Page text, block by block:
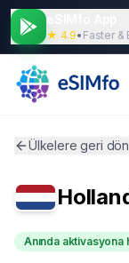
★ 4.9• Faster &
Ülkelere geri dön
Anında aktivasyona